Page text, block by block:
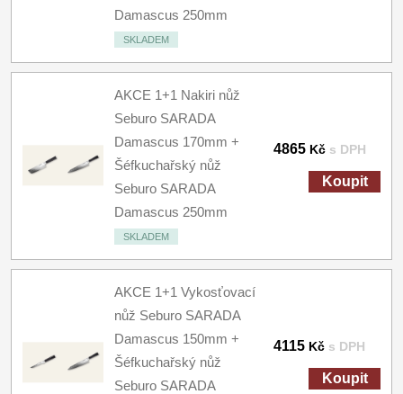
Damascus 250mm
SKLADEM
AKCE 1+1 Nakiri nůž
Seburo SARADA
Damascus 170mm +
Šéfkuchařský nůž
Seburo SARADA
Damascus 250mm
SKLADEM
4865 Kč s DPH
Koupit
AKCE 1+1 Vykosťovací
nůž Seburo SARADA
Damascus 150mm +
Šéfkuchařský nůž
Seburo SARADA
4115 Kč s DPH
Koupit